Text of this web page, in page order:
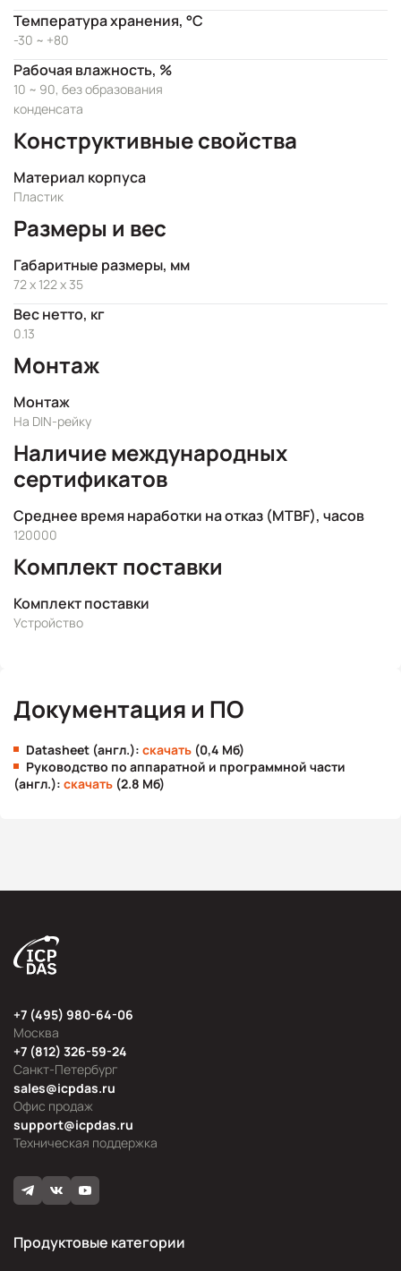
Температура хранения, °C
-30 ~ +80
Рабочая влажность, %
10 ~ 90, без образования
конденсата
Конструктивные свойства
Материал корпуса
Пластик
Размеры и вес
Габаритные размеры, мм
72 x 122 x 35
Вес нетто, кг
0.13
Монтаж
Монтаж
На DIN-рейку
Наличие международных
сертификатов
Среднее время наработки на отказ (MTBF), часов
120000
Комплект поставки
Комплект поставки
Устройство
Документация и ПО
Datasheet (англ.): скачать (0,4 Мб)
Руководство по аппаратной и программной части
(англ.): скачать (2.8 Мб)
Москва
+7 (495) 980-64-06
Офис продаж
sales@icpdas.ru
Санкт-Петербург
+7 (812) 326-59-24
Техническая поддержка
support@icpdas.ru
Продуктовые категории